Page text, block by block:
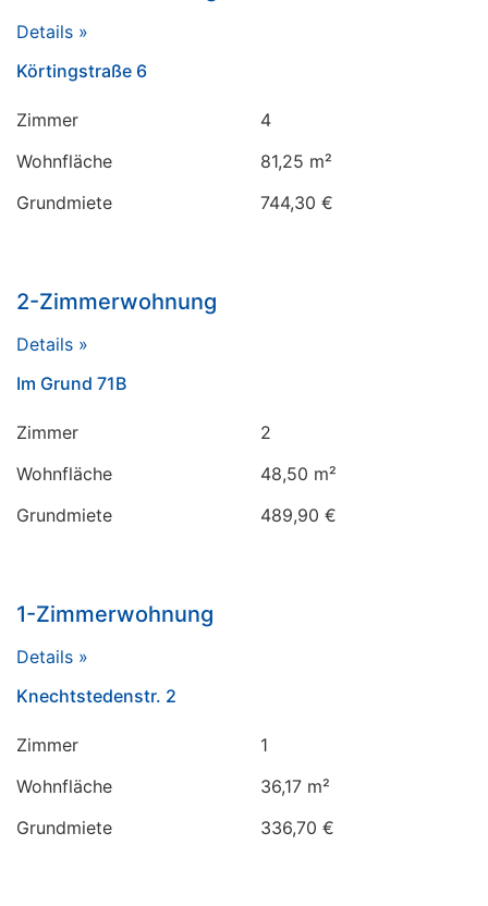
Details »
Körtingstraße 6
Zimmer
4
Wohnfläche
81,25 m²
Grundmiete
744,30 €
2-Zimmerwohnung
Details »
Im Grund 71B
Zimmer
2
Wohnfläche
48,50 m²
Grundmiete
489,90 €
1-Zimmerwohnung
Details »
Knechtstedenstr. 2
Zimmer
1
Wohnfläche
36,17 m²
Grundmiete
336,70 €